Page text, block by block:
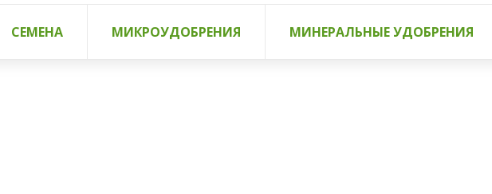
СЕМЕНА МИКРОУДОБРЕНИЯ МИНЕРАЛЬНЫЕ УДОБРЕНИЯ